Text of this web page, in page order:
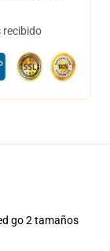
recibido
go 2 tamaños